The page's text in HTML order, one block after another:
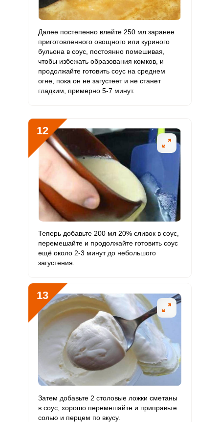
Далее постепенно влейте 250 мл заранее
приготовленного овощного или куриного
бульона в соус, постоянно помешивая,
чтобы избежать образования комков, и
продолжайте готовить соус на среднем
огне, пока он не загустеет и не станет
гладким, примерно 5-7 минут.
12
Теперь добавьте 200 мл 20% сливок в соус,
перемешайте и продолжайте готовить соус
ещё около 2-3 минут до небольшого
загустения.
13
Затем добавьте 2 столовые ложки сметаны
в соус, хорошо перемешайте и приправьте
солью и перцем по вкусу.